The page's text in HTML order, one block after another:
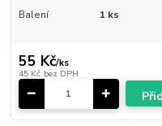
Balení
1 ks
55 Kč/ks
45 Kč bez DPH